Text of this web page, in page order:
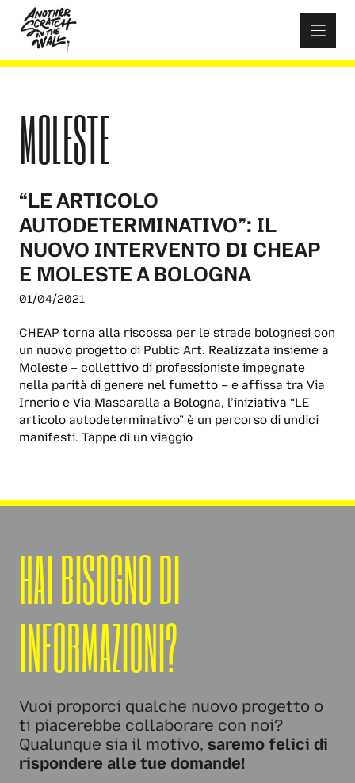
content
MOLESTE
“LE ARTICOLO
AUTODETERMINATIVO”: IL
NUOVO INTERVENTO DI CHEAP
E MOLESTE A BOLOGNA
01/04/2021
CHEAP torna alla riscossa per le strade bolognesi con
un nuovo progetto di Public Art. Realizzata insieme a
Moleste – collettivo di professioniste impegnate
nella parità di genere nel fumetto – e affissa tra Via
Irnerio e Via Mascaralla a Bologna, l’iniziativa “LE
articolo autodeterminativo” è un percorso di undici
manifesti. Tappe di un viaggio
HAI BISOGNO DI
INFORMAZIONI?
Vuoi proporci qualche nuovo progetto o
ti piacerebbe collaborare con noi?
Qualunque sia il motivo, saremo felici di
rispondere alle tue domande!